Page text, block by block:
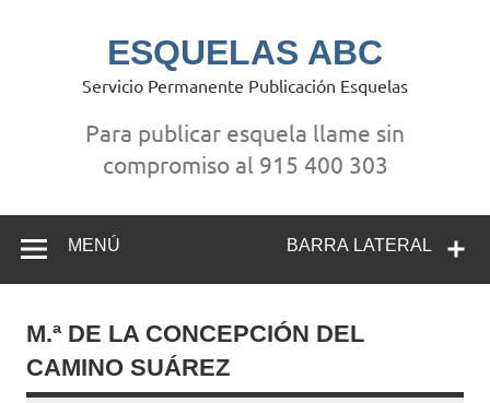
ESQUELAS ABC
Servicio Permanente Publicación Esquelas
Para publicar esquela llame sin
compromiso al 915 400 303
BARRA LATERAL
MENÚ
M.ª DE LA CONCEPCIÓN DEL
CAMINO SUÁREZ